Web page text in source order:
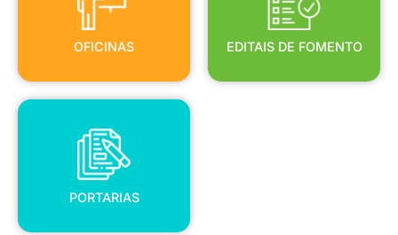
OFICINAS EDITAIS DE FOMENTO
PORTARIAS
PORTARIAS